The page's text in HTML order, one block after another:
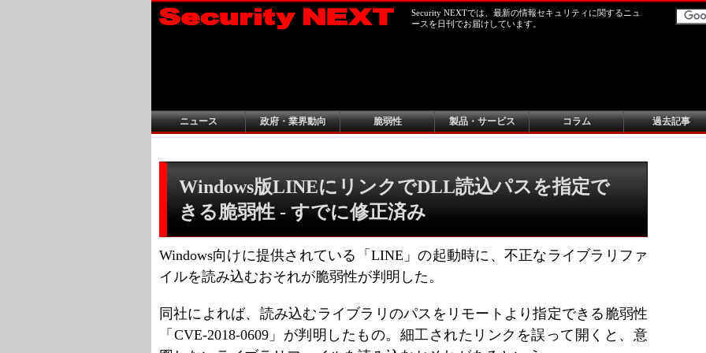
Security NEXTでは、最新の情報セキュリティに関するニュ
ースを日刊でお届けしています。
ニュース 政府・業界動向 脆弱性 製品・サービス コラム 過去記事
Windows版LINEにリンクでDLL読込パスを指定で
きる脆弱性 - すでに修正済み
Windows向けに提供されている「LINE」の起動時に、不正なライブラリファ
イルを読み込むおそれが脆弱性が判明した。
同社によれば、読み込むライブラリのパスをリモートより指定できる脆弱性
「CVE-2018-0609」が判明したもの。細工されたリンクを誤って開くと、意